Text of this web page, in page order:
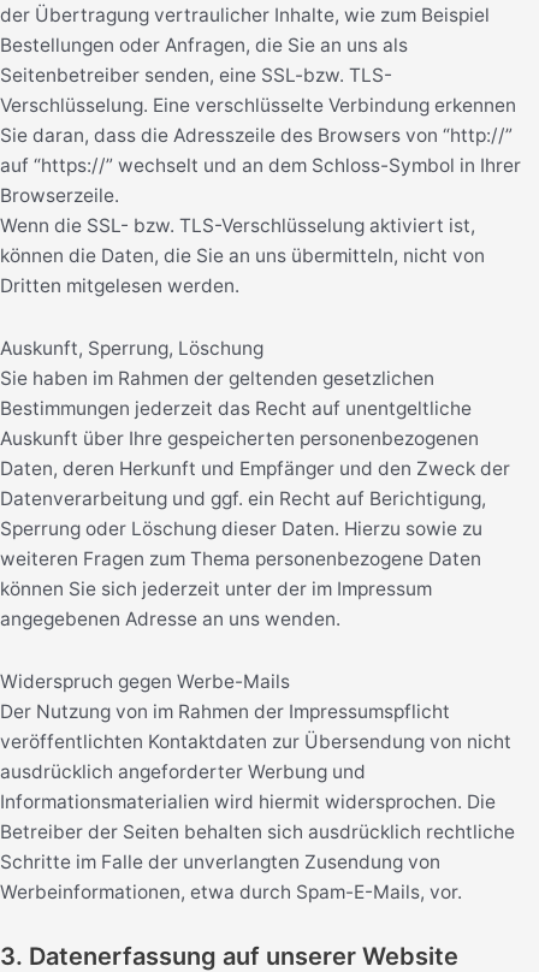
der Übertragung vertraulicher Inhalte, wie zum Beispiel
Bestellungen oder Anfragen, die Sie an uns als
Seitenbetreiber senden, eine SSL-bzw. TLS-
Verschlüsselung. Eine verschlüsselte Verbindung erkennen
Sie daran, dass die Adresszeile des Browsers von “http://”
auf “https://” wechselt und an dem Schloss-Symbol in Ihrer
Browserzeile.
Wenn die SSL- bzw. TLS-Verschlüsselung aktiviert ist,
können die Daten, die Sie an uns übermitteln, nicht von
Dritten mitgelesen werden.
Auskunft, Sperrung, Löschung
Sie haben im Rahmen der geltenden gesetzlichen
Bestimmungen jederzeit das Recht auf unentgeltliche
Auskunft über Ihre gespeicherten personenbezogenen
Daten, deren Herkunft und Empfänger und den Zweck der
Datenverarbeitung und ggf. ein Recht auf Berichtigung,
Sperrung oder Löschung dieser Daten. Hierzu sowie zu
weiteren Fragen zum Thema personenbezogene Daten
können Sie sich jederzeit unter der im Impressum
angegebenen Adresse an uns wenden.
Widerspruch gegen Werbe-Mails
Der Nutzung von im Rahmen der Impressumspflicht
veröffentlichten Kontaktdaten zur Übersendung von nicht
ausdrücklich angeforderter Werbung und
Informationsmaterialien wird hiermit widersprochen. Die
Betreiber der Seiten behalten sich ausdrücklich rechtliche
Schritte im Falle der unverlangten Zusendung von
Werbeinformationen, etwa durch Spam-E-Mails, vor.
3. Datenerfassung auf unserer Website